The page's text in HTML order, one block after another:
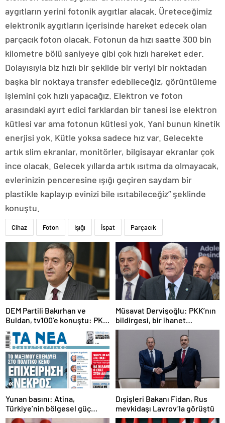
aygıtların yerini fotonik aygıtlar alacak. Üreteceğimiz
elektronik aygıtların içerisinde hareket edecek olan
parçacık foton olacak. Fotonun da hızı saatte 300 bin
kilometre bölü saniyeye gibi çok hızlı hareket eder.
Dolayısıyla biz hızlı bir şekilde bir veriyi bir noktadan
başka bir noktaya transfer edebileceğiz, görüntüleme
işlemini çok hızlı yapacağız. Elektron ve foton
arasındaki ayırt edici farklardan bir tanesi ise elektron
kütlesi var ama fotonun kütlesi yok. Yani bunun kinetik
enerjisi yok. Kütle yoksa sadece hız var. Gelecekte
artık slim ekranlar, monitörler, bilgisayar ekranlar çok
ince olacak. Gelecek yıllarda artık ısıtma da olmayacak,
evlerinizin penceresine ışığı geçiren saydam bir
plastikle kaplayıp evinizi bile ısıtabileceğiz” şeklinde
konuştu.
Cihaz Foton Işığı İspat Parçacık
DEM Partili Bakırhan ve
Buldan, tv100’e konuştu: PKK
ne zaman kendini feshedecek
Müsavat Dervişoğlu: PKK’nın
bildirgesi, bir ihanet
açıklamasıdır
Yunan basını: Atina,
Türkiye’nin bölgesel güç
olmasını durduramadı
Dışişleri Bakanı Fidan, Rus
mevkidaşı Lavrov’la görüştü